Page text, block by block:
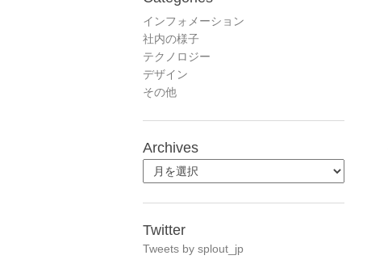
インフォメーション
社内の様子
テクノロジー
デザイン
その他
Archives
Twitter
Tweets by splout_jp